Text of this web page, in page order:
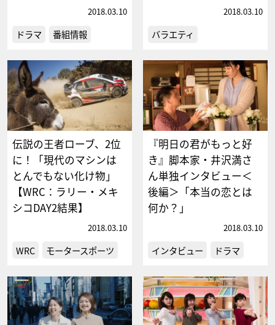
2018.03.10
ドラマ 番組情報
2018.03.10
バラエティ
伝説の王者ローブ、2位
に！「現代のマシンは
とんでもない化け物」
【WRC：ラリー・メキ
シコDAY2結果】
2018.03.10
WRC モータースポーツ
『明日の君がもっと好
き』脚本家・井沢満さ
ん単独インタビュー＜
後編＞「本当の恋とは
何か？」
2018.03.10
インタビュー ドラマ